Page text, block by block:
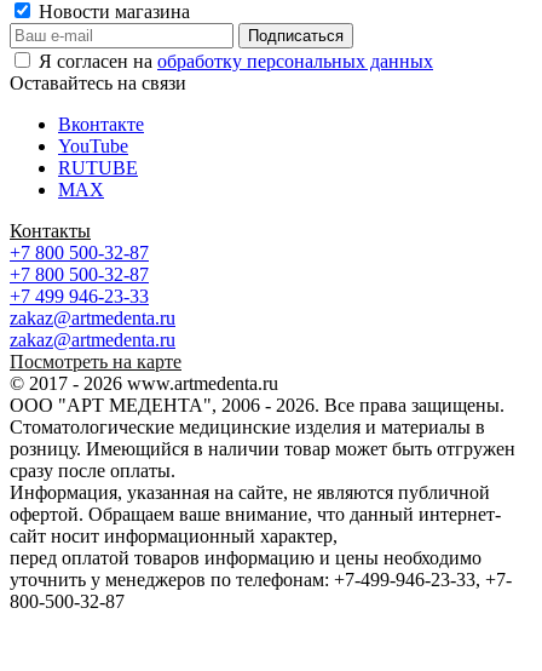
Новости магазина
Я согласен на обработку персональных данных
Оставайтесь на связи
Вконтакте
YouTube
RUTUBE
MAX
Контакты
+7 800 500-32-87
+7 800 500-32-87
+7 499 946-23-33
zakaz@artmedenta.ru
zakaz@artmedenta.ru
Посмотреть на карте
© 2017 - 2026 www.artmedenta.ru
ООО "АРТ МЕДЕНТА", 2006 - 2026. Все права защищены.
Стоматологические медицинские изделия и материалы в
розницу. Имеющийся в наличии товар может быть отгружен
сразу после оплаты.
Информация, указанная на сайте, не являются публичной
офертой. Обращаем ваше внимание, что данный интернет-
сайт носит информационный характер,
перед оплатой товаров информацию и цены необходимо
уточнить у менеджеров по телефонам: +7-499-946-23-33, +7-
800-500-32-87